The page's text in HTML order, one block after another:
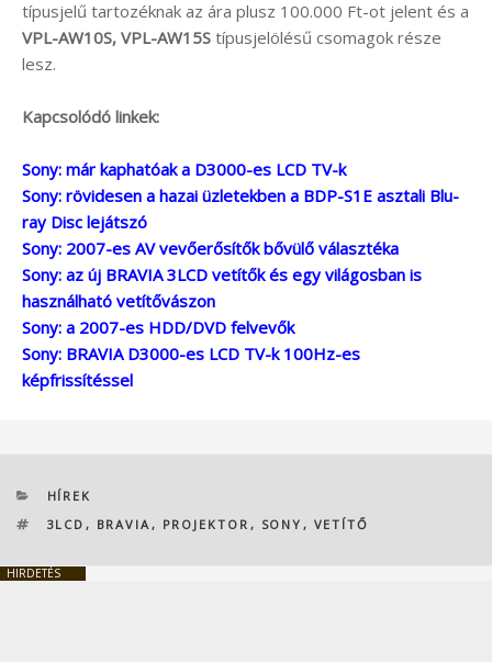
típusjelű tartozéknak az ára plusz 100.000 Ft-ot jelent és a
VPL-AW10S, VPL-AW15S típusjelölésű csomagok része
lesz.
Kapcsolódó linkek:
Sony: már kaphatóak a D3000-es LCD TV-k
Sony: rövidesen a hazai üzletekben a BDP-S1E asztali Blu-
ray Disc lejátszó
Sony: 2007-es AV vevőerősítők bővülő választéka
Sony: az új BRAVIA 3LCD vetítők és egy világosban is
használható vetítővászon
Sony: a 2007-es HDD/DVD felvevők
Sony: BRAVIA D3000-es LCD TV-k 100Hz-es
képfrissítéssel
KATEGÓRIÁK
HÍREK
CÍMKÉK
3LCD , BRAVIA, PROJEKTOR , SONY , VETÍTŐ
HIRDETÉS